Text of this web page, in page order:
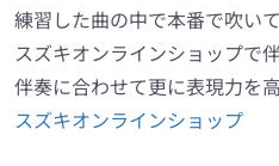
練習した曲の中で本番で吹い
スズキオンラインショップで
伴奏に合わせて更に表現力を
スズキオンラインショップ